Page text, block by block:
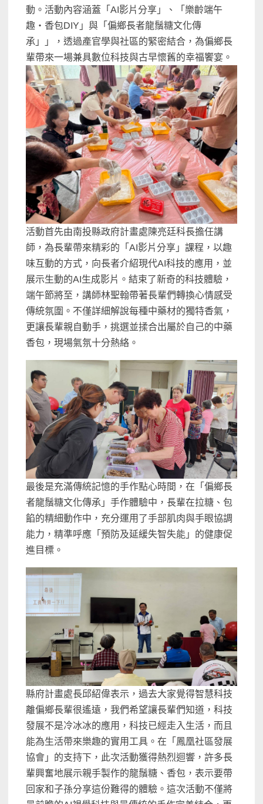
動。活動內容涵蓋「AI影片分享」、「樂齡端午
趣・香包DIY」與「偏鄉長者龍鬚糖文化傳
承」」，透過產官學與社區的緊密結合，為偏鄉長
輩帶來一場兼具數位科技與古早懷舊的幸福饗宴。
活動首先由南投縣政府計畫處陳亮廷科長擔任講
師，為長輩帶來精彩的「AI影片分享」課程，以趣
味互動的方式，向長者介紹現代AI科技的應用，並
展示生動的AI生成影片。結束了新奇的科技體驗，
端午節將至，講師林聖翰帶著長輩們轉換心情感受
傳統氛圍。不僅詳細解說每種中藥材的獨特香氣，
更讓長輩親自動手，挑選並揉合出屬於自己的中藥
香包，現場氣氛十分熱絡。
最後是充滿傳統記憶的手作點心時間，在「偏鄉長
者龍鬚糖文化傳承」手作體驗中，長輩在拉糖、包
餡的精細動作中，充分運用了手部肌肉與手眼協調
能力，精準呼應「預防及延緩失智失能」的健康促
進目標。
縣府計畫處長邱紹偉表示，過去大家覺得智慧科技
離偏鄉長輩很遙遠，我們希望讓長輩們知道，科技
發展不是冷冰冰的應用，科技已經走入生活，而且
能為生活帶來樂趣的實用工具。在「鳳凰社區發展
協會」的支持下，此次活動獲得熱烈迴響，許多長
輩興奮地展示親手製作的龍鬚糖、香包，表示要帶
回家和子孫分享這份難得的體驗。這次活動不僅將